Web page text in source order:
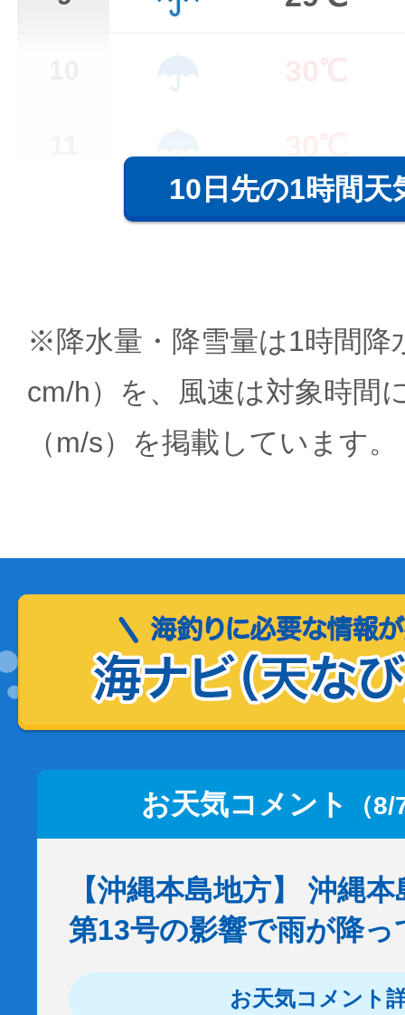
10日先の1時間天
※降水量・降雪量は1時間降
cm/h）を、風速は対象時間
（m/s）を掲載しています。
お天気コメント （
【沖縄本島地方】 沖縄
第13号の影響で雨が降
お天気コメント